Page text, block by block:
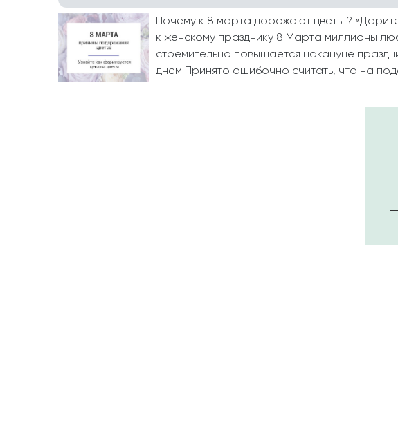
Почему к 8 марта дорожают цветы ?
к женскому празднику 8 Марта миллионы
стремительно повышается накануне
днем Принято ошибочно считать, что на